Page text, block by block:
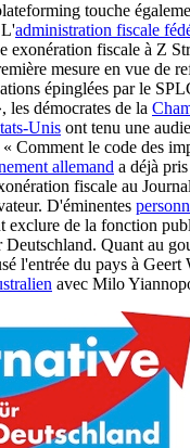
touche
L'administration fiscale
exonération fiscale à Z
mesure en vue de
épinglées par le
les démocrates de la
Unis ont tenu une
Comment le code des
allemand a déjà
fiscale au
D'éminentes
exclure de la fonction
Quant au
l'entrée du pays à Geert
avec Milo